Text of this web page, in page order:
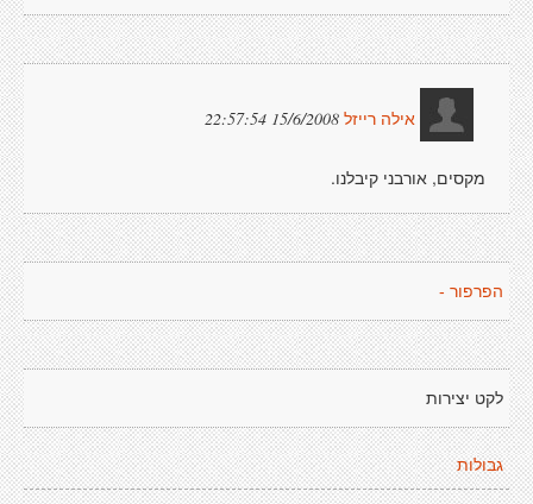
אילה רייזל 15/6/2008 22:57:54
מקסים, אורבני קיבלנו.
הפרפור -
לקט יצירות
גבולות